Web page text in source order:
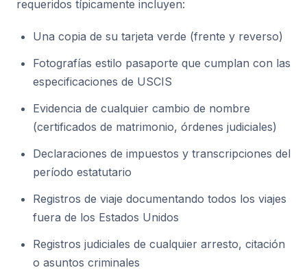
requeridos típicamente incluyen:
Una copia de su tarjeta verde (frente y reverso)
Fotografías estilo pasaporte que cumplan con las
especificaciones de USCIS
Evidencia de cualquier cambio de nombre
(certificados de matrimonio, órdenes judiciales)
Declaraciones de impuestos y transcripciones del
período estatutario
Registros de viaje documentando todos los viajes
fuera de los Estados Unidos
Registros judiciales de cualquier arresto, citación
o asuntos criminales